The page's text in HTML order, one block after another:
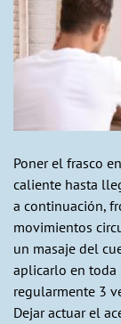
Poner el frasco
caliente hasta
a continuación,
movimientos
un masaje del
aplicarlo en
regularmente 3
Dejar actuar el